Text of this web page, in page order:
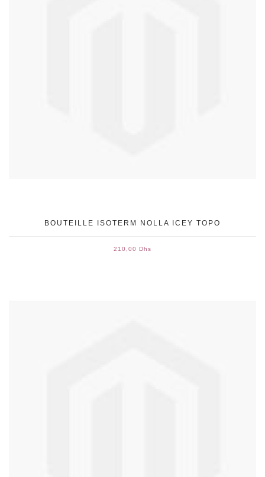
BOUTEILLE ISOTERM NOLLA ICEY TOPO
210,00 Dhs